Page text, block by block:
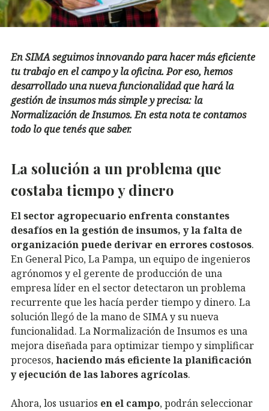
En SIMA seguimos innovando para hacer más eficiente
tu trabajo en el campo y la oficina. Por eso, hemos
desarrollado una nueva funcionalidad que hará la
gestión de insumos más simple y precisa: la
Normalización de Insumos. En esta nota te contamos
todo lo que tenés que saber.
La solución a un problema que
costaba tiempo y dinero
El sector agropecuario enfrenta constantes
desafíos en la gestión de insumos, y la falta de
organización puede derivar en errores costosos.
En General Pico, La Pampa, un equipo de ingenieros
agrónomos y el gerente de producción de una
empresa líder en el sector detectaron un problema
recurrente que les hacía perder tiempo y dinero. La
solución llegó de la mano de SIMA y su nueva
funcionalidad. La Normalización de Insumos es una
mejora diseñada para optimizar tiempo y simplificar
procesos,haciendo más eficiente la planificación
y ejecución de las labores agrícolas.
Ahora, los usuarios en el campo, podrán seleccionar